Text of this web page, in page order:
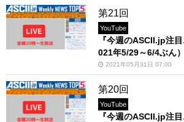
第21回
YouTube
『今週のASCII.jp注
021年5/29～6/4ぶん）
2021年05月31日 07:00
第20回
YouTube
『今週のASCII.jp注